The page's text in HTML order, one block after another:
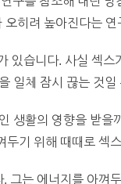
히려 높아진다는
있습니다. 사실 섹
일체 잠시 끊는 것일
생활의 영향을 받을
기 위해 때때로 섹
그는 에너지를 아껴